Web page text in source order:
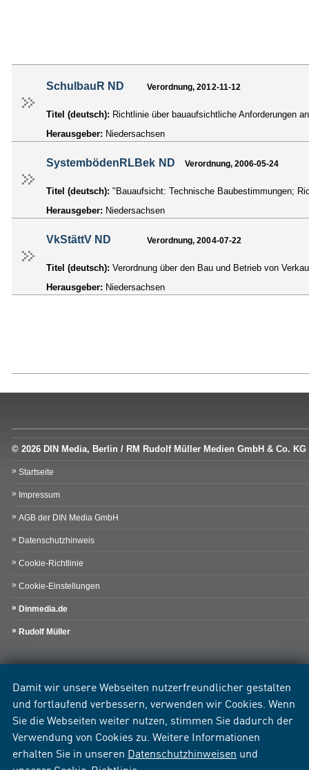
Damit wir unsere Webseiten nutzerfreundlicher gestalten
und fortlaufend verbessern, verwenden wir Cookies. Wenn
Sie die Webseiten weiter nutzen, stimmen Sie dadurch der
Verwendung von Cookies zu. Weitere Informationen
erhalten Sie in unseren Datenschutzhinweisen und
SchulbauR ND Verordnung, 2012-11-12
Titel (deutsch): Richtlinie über bauaufsichtliche Anforderungen
Herausgeber: Niedersachsen
SystembödenRLBek ND Verordnung, 2006-05-24
Titel (deutsch): "Bauaufsicht: Technische Baubestimmungen;
Herausgeber: Niedersachsen
VkStättV ND Verordnung, 2004-07-22
Titel (deutsch): Verordnung über den Bau und Betrieb von
Herausgeber: Niedersachsen
© 2026 DIN Media, Berlin / RM Rudolf Müller Medien GmbH & Co. KG
Startseite
Impressum
AGB der DIN Media GmbH
Datenschutzhinweis
Cookie-Richtlinie
Cookie-Einstellungen
Dinmedia.de
Rudolf Müller